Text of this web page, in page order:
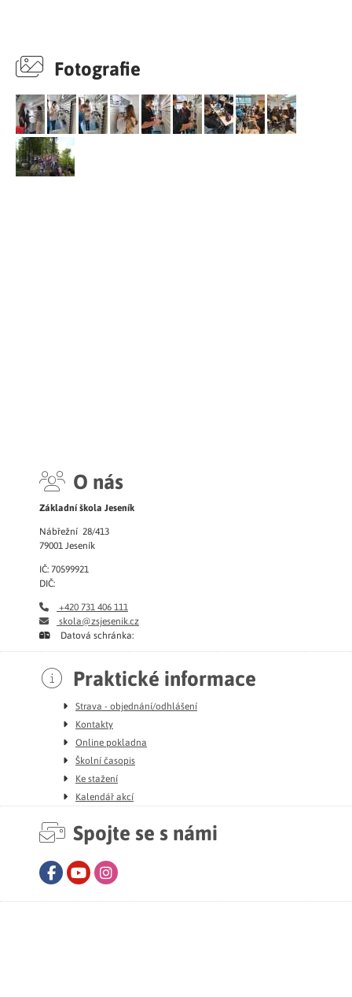
Fotografie
O nás
Základní škola Jeseník
Nábřežní 28/413
79001 Jeseník
IČ: 70599921
DIČ:
+420 731 406 111
skola@zsjesenik.cz
Datová schránka:
Praktické informace
Strava - objednání/odhlášení
Kontakty
Online pokladna
Školní časopis
Ke stažení
Kalendář akcí
Spojte se s námi
FacebookYoutube